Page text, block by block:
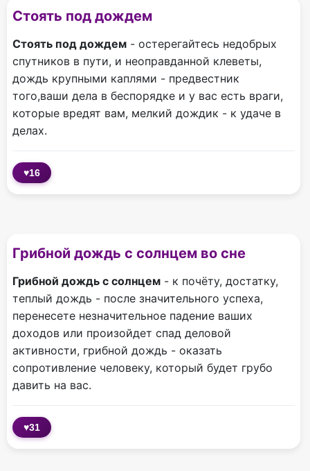
Стоять под дождем
Стоять под дождем - остерегайтесь недобрых
спутников в пути, и неоправданной клеветы,
дождь крупными каплями - предвестник
того,ваши дела в беспорядке и у вас есть враги,
которые вредят вам, мелкий дождик - к удаче в
делах.
♥16
Грибной дождь с солнцем во сне
Грибной дождь с солнцем - к почёту, достатку,
теплый дождь - после значительного успеха,
перенесете незначительное падение ваших
доходов или произойдет спад деловой
активности, грибной дождь - оказать
сопротивление человеку, который будет грубо
давить на вас.
♥31